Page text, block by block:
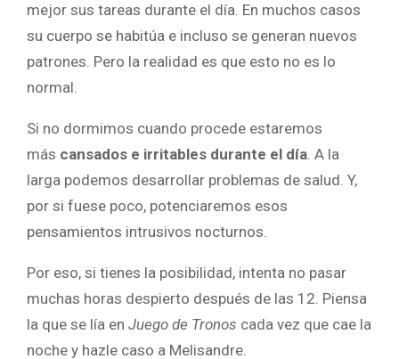
mejor sus tareas durante el día. En muchos casos
su cuerpo se habitúa e incluso se generan nuevos
patrones. Pero la realidad es que esto no es lo
normal.
Si no dormimos cuando procede estaremos
más cansados e irritables durante el día. A la
larga podemos desarrollar problemas de salud. Y,
por si fuese poco, potenciaremos esos
pensamientos intrusivos nocturnos.
Por eso, si tienes la posibilidad, intenta no pasar
muchas horas despierto después de las 12. Piensa
la que se lía en Juego de Tronos cada vez que cae la
noche y hazle caso a Melisandre.